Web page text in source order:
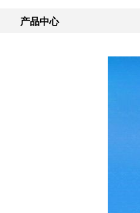
产品中心